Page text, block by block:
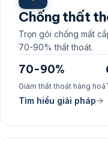
Chống thất
Trọn gói chống mất
70-90% thất thoát.
70-90%
Giảm thất thoát hàng hoá
Tìm hiểu giải pháp